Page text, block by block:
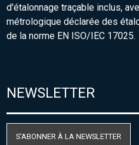
d'étalonnage traçable inclus,
métrologique déclarée des
de la norme EN ISO/IEC 17025.
NEWSLETTER
S'ABONNER À LA NEWSLETTER